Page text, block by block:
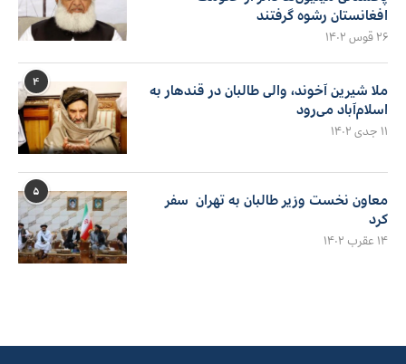
افغانستان رشوه گرفتند
۲۶ قوس ۱۴۰۲
۴
ملا شیرین آخوند، والی طالبان در قندهار به
اسلام‌آباد می‌رود
۱۱ جدی ۱۴۰۲
۵
معاون نخست وزیر طالبان به تهران سفر
کرد
۱۴ عقرب ۱۴۰۲